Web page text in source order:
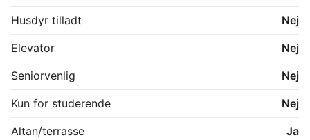
Husdyr tilladt
Nej
Elevator
Nej
Seniorvenlig
Nej
Kun for studerende
Nej
Altan/terrasse
Ja